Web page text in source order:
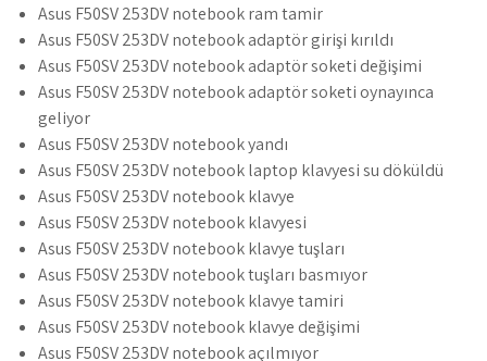
Asus F50SV 253DV notebook ram tamir
Asus F50SV 253DV notebook adaptör girişi kırıldı
Asus F50SV 253DV notebook adaptör soketi değişimi
Asus F50SV 253DV notebook adaptör soketi oynayınca
geliyor
Asus F50SV 253DV notebook yandı
Asus F50SV 253DV notebook laptop klavyesi su döküldü
Asus F50SV 253DV notebook klavye
Asus F50SV 253DV notebook klavyesi
Asus F50SV 253DV notebook klavye tuşları
Asus F50SV 253DV notebook tuşları basmıyor
Asus F50SV 253DV notebook klavye tamiri
Asus F50SV 253DV notebook klavye değişimi
Asus F50SV 253DV notebook açılmıyor